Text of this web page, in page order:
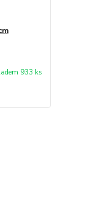
933 ks